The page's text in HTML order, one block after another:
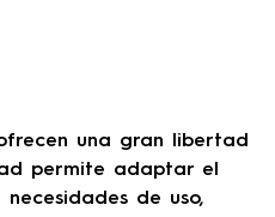
una gran libertad
permite adaptar el
de uso,